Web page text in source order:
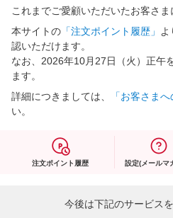
これまでご愛顧いただいたお客さま
本サイトの 「注文ポイント履歴」
認いただけます。
なお、2026年10月27日（火）正午
ます。
詳細につきましては、
「お客さま
い。
注文ポイント履歴 設定(メールマ
今後は下記のサービス